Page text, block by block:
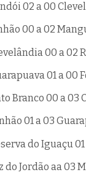
02 a 00
00 a 02
00 a 02
01 a 00
Branco 00 a 03
01 a 03
do Iguaçu 01
do Jordão aa 03